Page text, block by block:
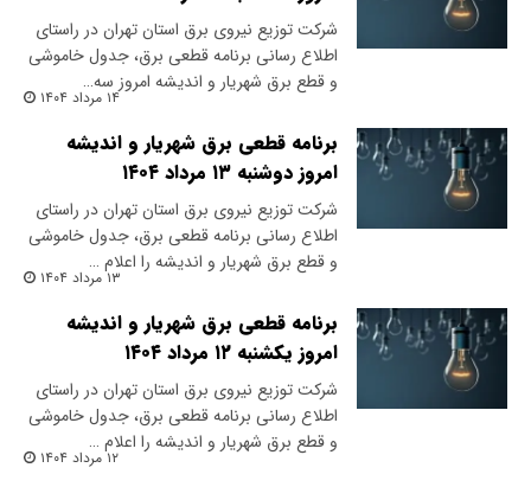
شرکت توزیع نیروی برق استان تهران در راستای
اطلاع رسانی برنامه قطعی برق، جدول خاموشی
و قطع برق شهریار و اندیشه امروز سه…
۱۴ مرداد ۱۴۰۴
برنامه قطعی برق شهریار و اندیشه
امروز دوشنبه ۱۳ مرداد ۱۴۰۴
شرکت توزیع نیروی برق استان تهران در راستای
اطلاع رسانی برنامه قطعی برق، جدول خاموشی
و قطع برق شهریار و اندیشه را اعلام …
۱۳ مرداد ۱۴۰۴
برنامه قطعی برق شهریار و اندیشه
امروز یکشنبه ۱۲ مرداد ۱۴۰۴
شرکت توزیع نیروی برق استان تهران در راستای
اطلاع رسانی برنامه قطعی برق، جدول خاموشی
و قطع برق شهریار و اندیشه را اعلام …
۱۲ مرداد ۱۴۰۴